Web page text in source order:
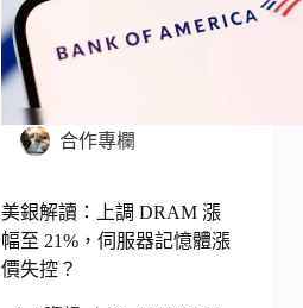
合作專欄
美銀解讀：上調 DRAM 漲
幅至 21%，伺服器記憶體漲
價失控？